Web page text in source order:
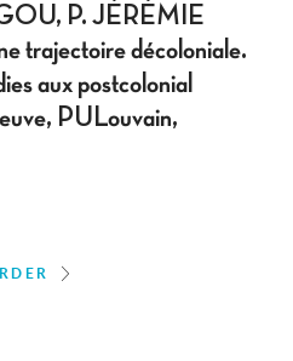
P. JÉRÉMIE
trajectoire décoloniale.
aux postcolonial
PULouvain,